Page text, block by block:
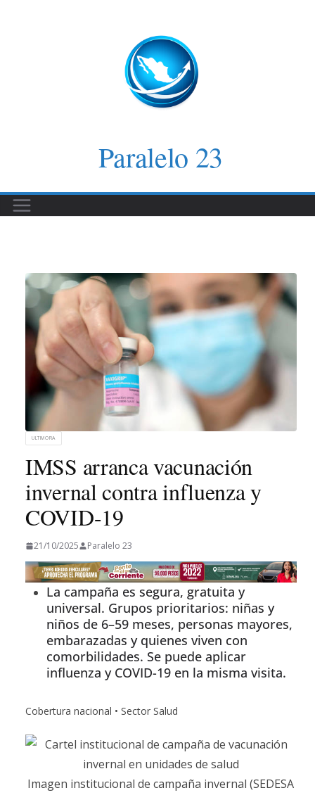
Paralelo 23
ULTIMORA
IMSS arranca vacunación
invernal contra influenza y
COVID-19
21/10/2025 Paralelo 23
La campaña es segura, gratuita y
universal. Grupos prioritarios: niñas y
niños de 6–59 meses, personas mayores,
embarazadas y quienes viven con
comorbilidades. Se puede aplicar
influenza y COVID-19 en la misma visita.
Cobertura nacional • Sector Salud
Imagen institucional de campaña invernal (SEDESA